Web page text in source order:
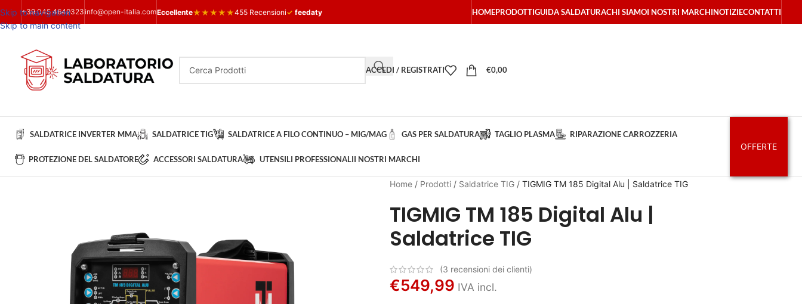
Skip to navigation
Skip to main content
+39 045 4649323info@open-italia.comEccellente★★★★★455 Recensioni✓ feedaty HOMEPRODOTTIGUIDA SALDATURACHI SIAMOI NOSTRI MARCHINOTIZIECONTATTI
ACCEDI / REGISTRATI €0,00
SALDATRICE INVERTER MMA SALDATRICE TIG SALDATRICE A FILO CONTINUO – MIG/MAG GAS PER SALDATURA TAGLIO PLASMA RIPARAZIONE CARROZZERIA
PROTEZIONE DEL SALDATORE ACCESSORI SALDATURA UTENSILI PROFESSIONALII NOSTRI MARCHI
OFFERTE
Home/ Prodotti/ Saldatrice TIG/ TIGMIG TM 185 Digital Alu | Saldatrice TIG
TIGMIG TM 185 Digital Alu |
Saldatrice TIG
(3 recensioni dei clienti)
€549,99 IVA incl.